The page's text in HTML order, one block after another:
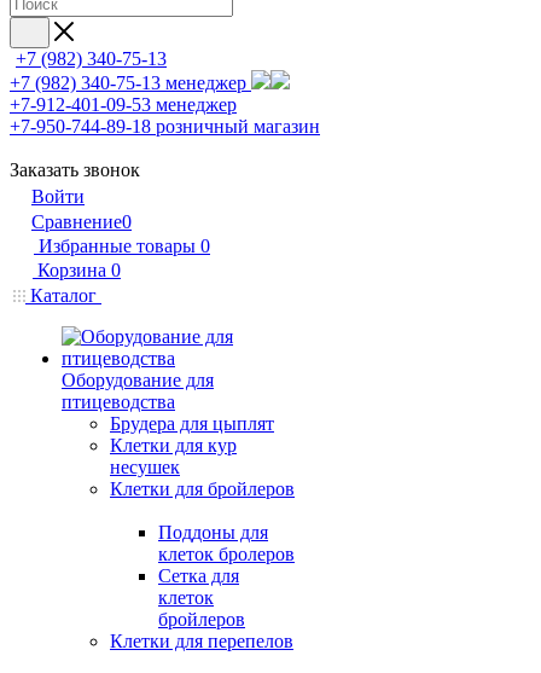
+7 (982) 340-75-13
+7 (982) 340-75-13 менеджер
+7-912-401-09-53 менеджер
+7-950-744-89-18 розничный магазин
Заказать звонок
Войти
Сравнение0
Избранные товары 0
Корзина 0
Каталог
Оборудование для
птицеводства
Брудера для цыплят
Клетки для кур
несушек
Клетки для бройлеров
Поддоны для
клеток бролеров
Сетка для
клеток
бройлеров
Клетки для перепелов